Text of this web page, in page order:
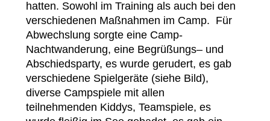
hatten. Sowohl im Training als auch bei den
verschiedenen Maßnahmen im Camp. Für
Abwechslung sorgte eine Camp-
Nachtwanderung, eine Begrüßungs– und
Abschiedsparty, es wurde gerudert, es gab
verschiedene Spielgeräte (siehe Bild),
diverse Campspiele mit allen
teilnehmenden Kiddys, Teamspiele, es